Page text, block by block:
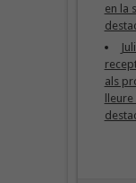
en la
als